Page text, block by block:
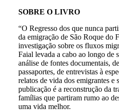
SOBRE O LIVRO
“O Regresso dos que nunca
da emigração de São Roque do
investigação sobre os fluxos
Faial levada a cabo ao longo de
análise de fontes documentais,
passaportes, de entrevistas à
relatos de vida dos emigrantes e
publicação é a reconstrução da
famílias que partiram rumo ao
uma vida melhor.